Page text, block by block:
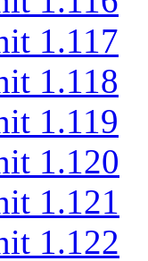
1.117
1.118
1.119
1.120
1.121
1.122